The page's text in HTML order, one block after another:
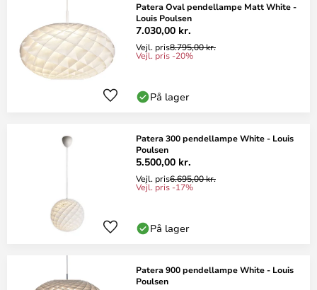
Patera Oval pendellampe Matt White -
Louis Poulsen
7.030,00 kr.
Vejl. pris8.795,00 kr.
Vejl. pris -20%
På lager
Patera 300 pendellampe White - Louis
Poulsen
5.500,00 kr.
Vejl. pris6.695,00 kr.
Vejl. pris -17%
På lager
Patera 900 pendellampe White - Louis
Poulsen